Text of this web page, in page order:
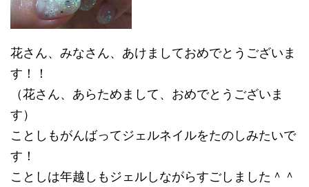
花さん、みなさん、あけましておめでとうございま
す！！
（花さん、あらためまして、おめでとうございま
す）
ことしもがんばってジェルネイルをたのしみたいで
す！
ことしは年越しもジェルしながらすごしました＾＾